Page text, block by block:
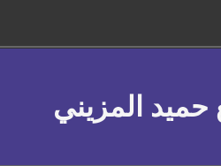
المزيني